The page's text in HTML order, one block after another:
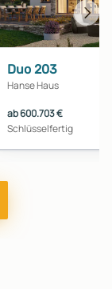
Duo 203
Hanse Haus
ab 600.703 €
Schlüsselfertig
Haus